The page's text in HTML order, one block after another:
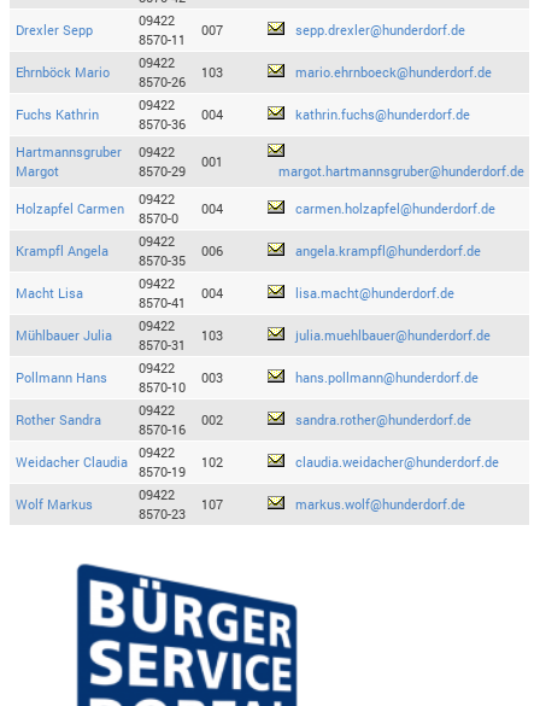
Drexler Sepp
09422
8570-11
007 sepp.drexler@hunderdorf.de
Ehrnböck Mario
09422
8570-26
103 mario.ehrnboeck@hunderdorf.de
Fuchs Kathrin
09422
8570-36
004 kathrin.fuchs@hunderdorf.de
Hartmannsgruber
Margot
09422
8570-29
001
margot.hartmannsgruber@hunderdorf.de
Holzapfel Carmen
09422
8570-0
004 carmen.holzapfel@hunderdorf.de
Krampfl Angela
09422
8570-35
006 angela.krampfl@hunderdorf.de
Macht Lisa
09422
8570-41
004 lisa.macht@hunderdorf.de
Mühlbauer Julia
09422
8570-31
103 julia.muehlbauer@hunderdorf.de
Pollmann Hans
09422
8570-10
003 hans.pollmann@hunderdorf.de
Rother Sandra
09422
8570-16
002 sandra.rother@hunderdorf.de
Weidacher Claudia
09422
8570-19
102 claudia.weidacher@hunderdorf.de
Wolf Markus
09422
8570-23
107 markus.wolf@hunderdorf.de